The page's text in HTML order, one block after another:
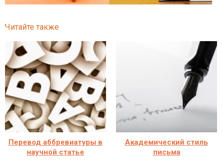
Читайте также
Перевод аббревиатуры в
научной статье
Академический стиль
письма